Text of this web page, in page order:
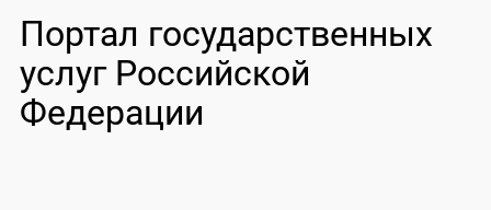
Портал государственных
услуг Российской
Федерации